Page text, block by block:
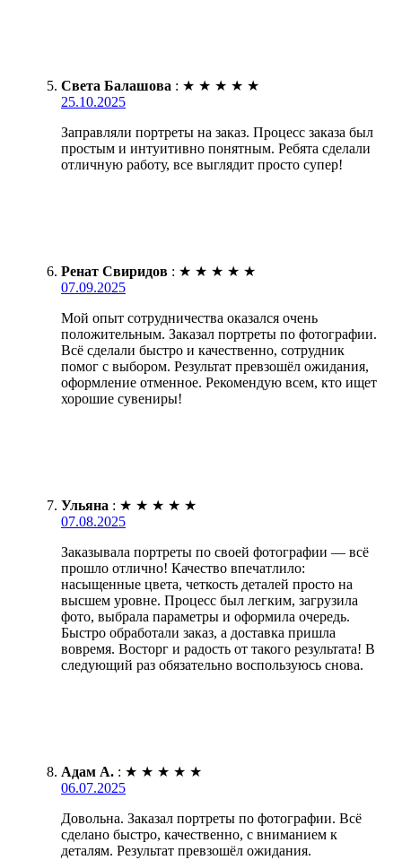
Света Балашова : ★ ★ ★ ★ ★
25.10.2025
Заправляли портреты на заказ. Процесс заказа был
простым и интуитивно понятным. Ребята сделали
отличную работу, все выглядит просто супер!
Ренат Свиридов : ★ ★ ★ ★ ★
07.09.2025
Мой опыт сотрудничества оказался очень
положительным. Заказал портреты по фотографии.
Всё сделали быстро и качественно, сотрудник
помог с выбором. Результат превзошёл ожидания,
оформление отменное. Рекомендую всем, кто ищет
хорошие сувениры!
Ульяна : ★ ★ ★ ★ ★
07.08.2025
Заказывала портреты по своей фотографии — всё
прошло отлично! Качество впечатлило:
насыщенные цвета, четкость деталей просто на
высшем уровне. Процесс был легким, загрузила
фото, выбрала параметры и оформила очередь.
Быстро обработали заказ, а доставка пришла
вовремя. Восторг и радость от такого результата! В
следующий раз обязательно воспользуюсь снова.
Адам А. : ★ ★ ★ ★ ★
06.07.2025
Довольна. Заказал портреты по фотографии. Всё
сделано быстро, качественно, с вниманием к
деталям. Результат превзошёл ожидания.